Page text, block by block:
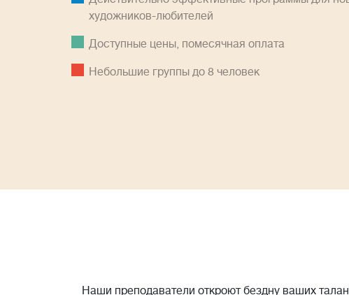
художников-любителей
Доступные цены, помесячная оплатa
Небольшие группы до 8 человек
Наши преподаватели откроют бездну ваших